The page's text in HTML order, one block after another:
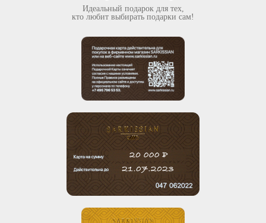
Идеальный подарок для тех,
кто любит выбирать подарки сам!